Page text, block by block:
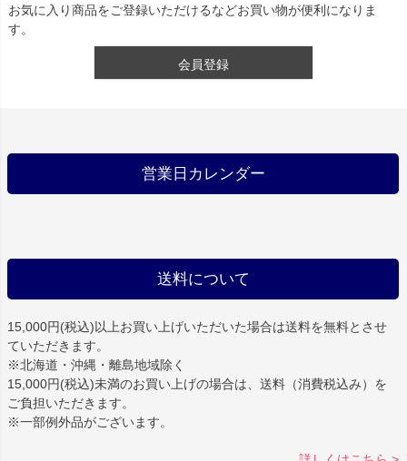
お気に入り商品をご登録いただけるなどお買い物が便利になりま
す。
会員登録
営業日カレンダー
送料について
15,000円(税込)以上お買い上げいただいた場合は送料を無料とさせ
ていただきます。
※北海道・沖縄・離島地域除く
15,000円(税込)未満のお買い上げの場合は、送料（消費税込み）を
ご負担いただきます。
※一部例外品がございます。